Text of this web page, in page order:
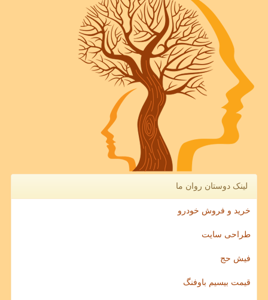
لینک دوستان روان ما
خرید و فروش خودرو
طراحی سایت
فیش حج
قیمت بیسیم باوفنگ